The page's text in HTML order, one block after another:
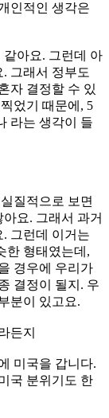
인적인 생각은
아요. 그런데 아
그래서 정부도
자 결정할 수 있
었기 때문에, 5
라는 생각이 들
질적으로 보면
요. 그래서 과거
그런데 이거는
한 형태였는데,
경우에 우리가
결정이 될지. 우
분이 있고요.
든지
미국을 갑니다.
국 분위기도 한